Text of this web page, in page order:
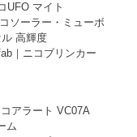
UFO マイト
ソーラー・ミューボ
高輝度
ニコブリンカー
アラート VC07A
ム